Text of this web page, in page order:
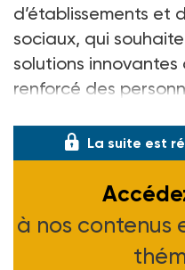
d’établissements et
sociaux, qui
solutions
renforcé des
La suite est
à nos contenus